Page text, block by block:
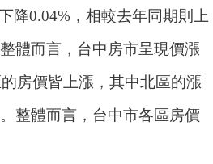
降0.04%，相較去年同期則上
體而言，台中房市呈現價漲
房價皆上漲，其中北區的漲
整體而言，台中市各區房價